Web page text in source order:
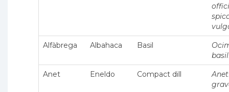
Alfàbrega Albahaca Basil
Anet Eneldo Compact dill